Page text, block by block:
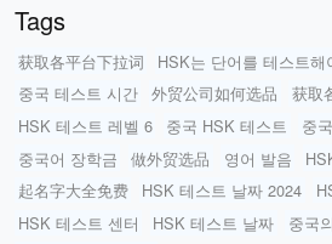
Tags
获取各平台下拉词
HSK는 단어를 테스트해
중국 테스트 시간
外贸公司如何选品
获取
HSK 테스트 레벨 6
중국 HSK 테스트
중
중국어 장학금
做外贸选品 영어 발음
起名字大全免费
HSK 테스트 날짜 2024
HSK 테스트 센터
HSK 테스트 날짜
중국